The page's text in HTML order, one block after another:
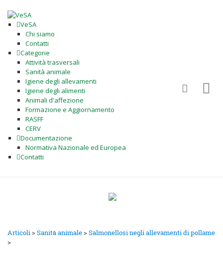
VeSA
Chi siamo
Contatti
Categorie
Attività trasversali
Sanità animale
Igiene degli allevamenti
Igiene degli alimenti
Animali d'affezione
Formazione e Aggiornamento
RASFF
CERV
Documentazione
Normativa Nazionale ed Europea
Contatti
Articoli>Sanità animale>Salmonellosi negli allevamenti di pollame
>